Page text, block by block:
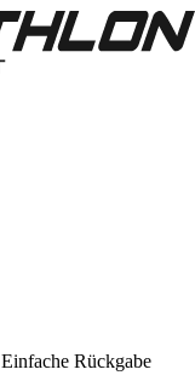
Einfache Rückgabe